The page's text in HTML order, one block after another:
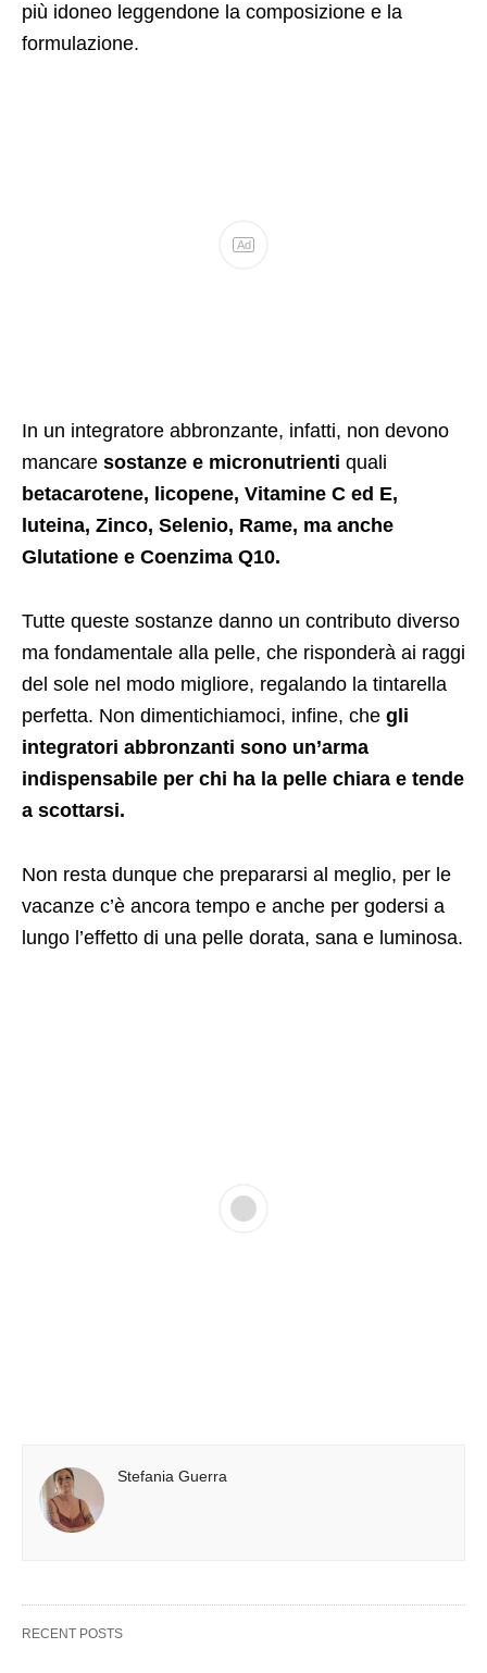
più idoneo leggendone la composizione e la
formulazione.
Ad
In un integratore abbronzante, infatti, non devono
mancare sostanze e micronutrienti quali
betacarotene, licopene, Vitamine C ed E,
luteina, Zinco, Selenio, Rame, ma anche
Glutatione e Coenzima Q10.
Tutte queste sostanze danno un contributo diverso
ma fondamentale alla pelle, che risponderà ai raggi
del sole nel modo migliore, regalando la tintarella
perfetta. Non dimentichiamoci, infine, che gli
integratori abbronzanti sono un’arma
indispensabile per chi ha la pelle chiara e tende
a scottarsi.
Non resta dunque che prepararsi al meglio, per le
vacanze c’è ancora tempo e anche per godersi a
lungo l’effetto di una pelle dorata, sana e luminosa.
Stefania Guerra
RECENT POSTS